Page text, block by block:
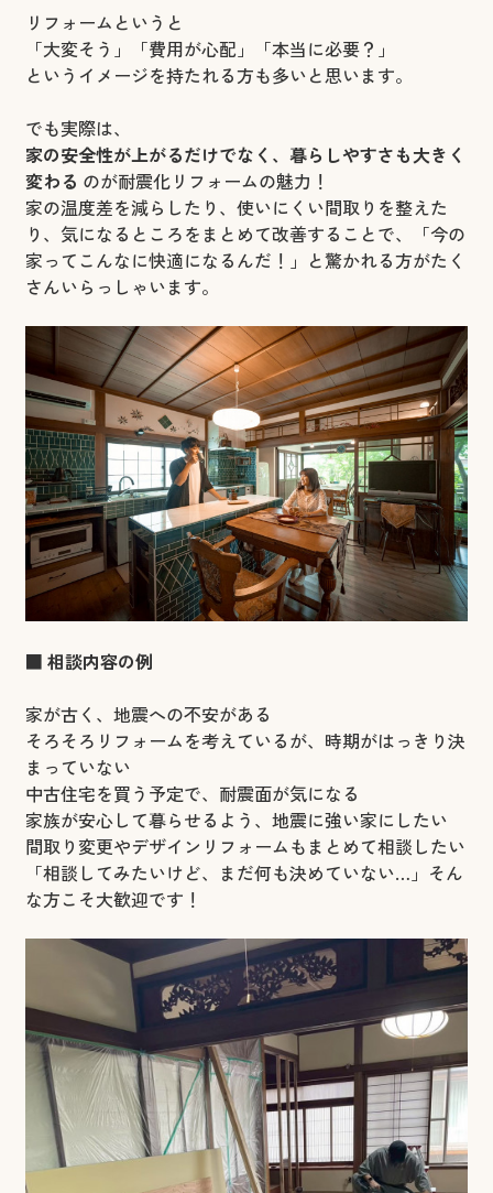
リフォームというと
「大変そう」「費用が心配」「本当に必要？」
というイメージを持たれる方も多いと思います。
でも実際は、
家の安全性が上がるだけでなく、暮らしやすさも大きく
変わる のが耐震化リフォームの魅力！
家の温度差を減らしたり、使いにくい間取りを整えた
り、気になるところをまとめて改善することで、「今の
家ってこんなに快適になるんだ！」と驚かれる方がたく
さんいらっしゃいます。
■ 相談内容の例
家が古く、地震への不安がある
そろそろリフォームを考えているが、時期がはっきり決
まっていない
中古住宅を買う予定で、耐震面が気になる
家族が安心して暮らせるよう、地震に強い家にしたい
間取り変更やデザインリフォームもまとめて相談したい
「相談してみたいけど、まだ何も決めていない…」そん
な方こそ大歓迎です！